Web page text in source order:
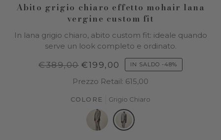
Abito grigio chiaro effetto mohair lana
vergine custom fit
In lana grigio chiaro, abito custom fit: ideale quando
serve un look completo e ordinato.
€389,00 €199,00 IN SALDO -48%
Prezzo Retail: 615,00
COLORE Grigio Chiaro